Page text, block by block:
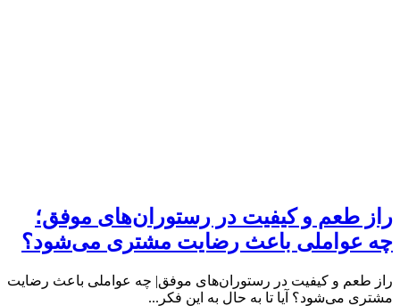
راز طعم و کیفیت در رستوران‌های موفق؛
چه عواملی باعث رضایت مشتری می‌شود؟
راز طعم و کیفیت در رستوران‌های موفق| چه عواملی باعث رضایت
مشتری می‌شود؟ آیا تا به حال به این فکر...